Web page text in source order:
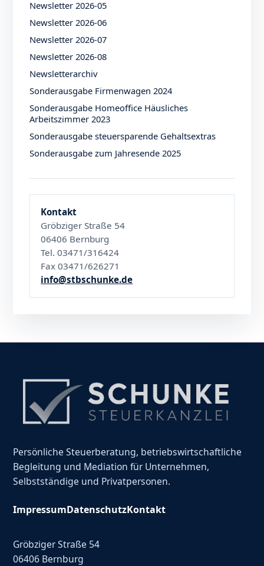
Newsletter 2026-05
Newsletter 2026-06
Newsletter 2026-07
Newsletter 2026-08
Newsletterarchiv
Sonderausgabe Firmenwagen 2024
Sonderausgabe Homeoffice Häusliches
Arbeitszimmer 2023
Sonderausgabe steuersparende Gehaltsextras
Sonderausgabe zum Jahresende 2025
Kontakt
Gröbziger Straße 54
06406 Bernburg
Tel. 03471/316424
Fax 03471/626271
info@stbschunke.de
Persönliche Steuerberatung, betriebswirtschaftliche
Begleitung und Mediation für Unternehmen,
Selbstständige und Privatpersonen.
ImpressumDatenschutzKontakt
Gröbziger Straße 54
06406 Bernburg